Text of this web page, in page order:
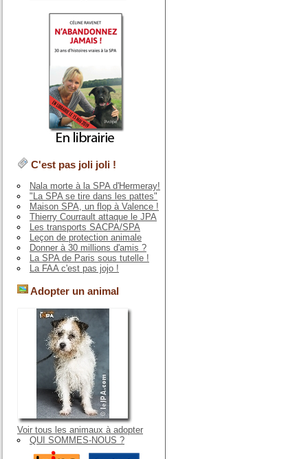
C'est pas joli joli !
Nala morte à la SPA d'Hermeray!
"La SPA se tire dans les pattes"
Maison SPA, un flop à Valence !
Thierry Courrault attaque le JPA
Les transports SACPA/SPA
Leçon de protection animale
Donner à 30 millions d'amis ?
La SPA de Paris sous tutelle !
La FAA c'est pas jojo !
Adopter un animal
Voir tous les animaux à adopter
QUI SOMMES-NOUS ?